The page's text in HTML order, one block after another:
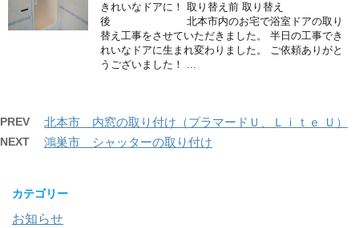
きれいなドアに！ 取り替え前 取り替え
後 北本市内のお宅で浴室ドアの取り
替え工事をさせていただきました。 半日の工事でき
れいなドアに生まれ変わりました。 ご依頼ありがと
うございました！ ...
PREV 北本市 内窓の取り付け（プラマードＵ、Ｌｉｔｅ Ｕ）
NEXT 鴻巣市 シャッターの取り付け
カテゴリー
お知らせ